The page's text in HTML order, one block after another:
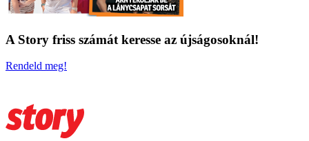
A Story friss számát keresse az újságosoknál!
Rendeld meg!